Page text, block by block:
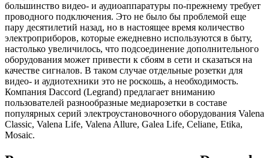
большинство видео- и аудиоаппаратуры по-прежнему требует
проводного подключения. Это не было бы проблемой еще
пару десятилетий назад, но в настоящее время количество
электроприборов, которые ежедневно используются в быту,
настолько увеличилось, что подсоединение дополнительного
оборудования может привести к сбоям в сети и сказаться на
качестве сигналов. В таком случае отдельные розетки для
видео- и аудиотехники это не роскошь, а необходимость.
Компания Daccord (Legrand) предлагает вниманию
пользователей разнообразные медиарозетки в составе
популярных серий электроустановочного оборудования Valena
Classic, Valena Life, Valena Allure, Galea Life, Celiane, Etika,
Mosaic.